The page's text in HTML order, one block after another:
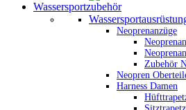
Wassersportzubehör
Neoprenanzüge
Zubehör
Neopren
Harness Damen